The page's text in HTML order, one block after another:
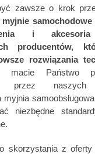
zawsze o krok
samochodowe
i akcesoria
producentów,
rozwiązania
macie Państwo
przez naszych
myjnia
niezbędne
skorzystania z